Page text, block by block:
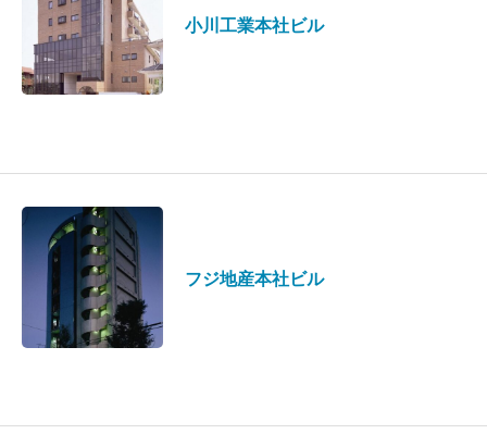
小川工業本社ビル
フジ地産本社ビル